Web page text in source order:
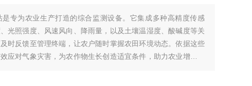
是专为农业生产打造的综合监测设备。它集成多种高精度传感
光照强度、风速风向、降雨量，以及土壤温湿度、酸碱度等关
时反馈至管理终端，让农户随时掌握农田环境动态。依据这些
应对气象灾害，为农作物生长创造适宜条件，助力农业增产增